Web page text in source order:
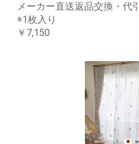
メーカー直送返品交換・代
※1枚入り
￥7,150